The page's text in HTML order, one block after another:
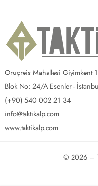
Oruçreis Mahallesi Giyimkent
Blok No: 24/A Esenler -
(+90) 540 002 21 34
info@taktikalp.com
www.taktikalp.com
© 2026 –